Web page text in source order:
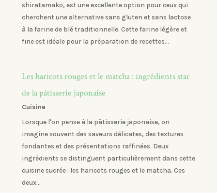
shiratamako, est une excellente option pour ceux qui
cherchent une alternative sans gluten et sans lactose
à la farine de blé traditionnelle. Cette farine légère et
fine est idéale pour la préparation de recettes...
Les haricots rouges et le matcha : ingrédients star
de la pâtisserie japonaise
Cuisine
Lorsque l'on pense à la pâtisserie japonaise, on
imagine souvent des saveurs délicates, des textures
fondantes et des présentations raffinées. Deux
ingrédients se distinguent particulièrement dans cette
cuisine sucrée : les haricots rouges et le matcha. Ces
deux...